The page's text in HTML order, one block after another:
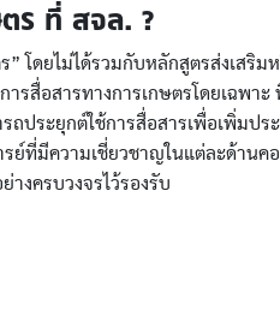
ร ที่ สจล. ?
” โดยไม่ได้รวมกับหลักสูตรส่งเสริ
รสื่อสารทางการเกษตรโดยเฉพา
ถประยุกต์ใช้การสื่อสารเพื่อเพิ่มป
ย์ที่มีความเชี่ยวชาญในแต่ละด้านค
งครบวงจรไว้รองรับ